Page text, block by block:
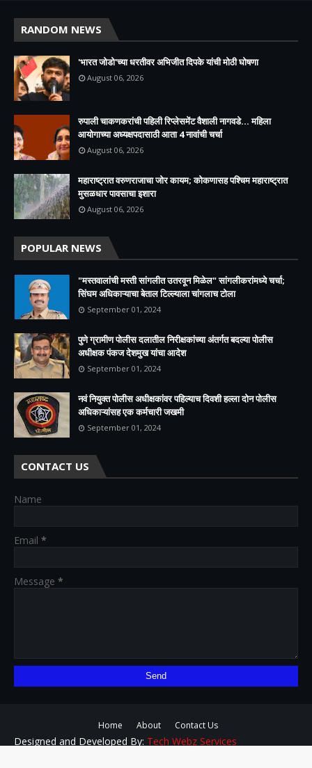
RANDOM NEWS
'भारत जोडो'च्या धरतीवर अभिजीत दिपके यांची मोठी घोषणा
August 06, 2026
रुपाली चाकणकरांची पहिली रिप्लेसमेंट वैशाली नागवडे... महिला
आयोगाच्या अध्यक्षपदासाठी आता 4 नावांची चर्चा
August 06, 2026
महाराष्ट्रात वरुणराजाचा जोर कायम; कोकणासह पश्चिम महाराष्ट्रात
मुसळधार पावसाचा इशारा
August 06, 2026
POPULAR NEWS
"मस्तवालांची मस्ती सांगलीत उतरवून मिळेल" सांगलीकरांमध्ये चर्चा;
सिंघम अधिकाऱ्याचा बेताल टिल्ल्याला चांगलाच टोला
September 01, 2024
पुणे ग्रामीण पोलीस दलातील निरीक्षकांच्या अंतर्गत बदल्या पोलीस
अधीक्षक पंकज देशमुख यांचा आदेश
September 01, 2024
नवं नियुक्त पोलीस अधीक्षकांवर पहिल्याच दिवशी हल्ला दोन पोलीस
अधिकाऱ्यांसह एक कर्मचारी जखमी
September 01, 2024
CONTACT US
Name
Email *
Message *
Home About Contact Us
Designed and Developed By: Tech Webz Services